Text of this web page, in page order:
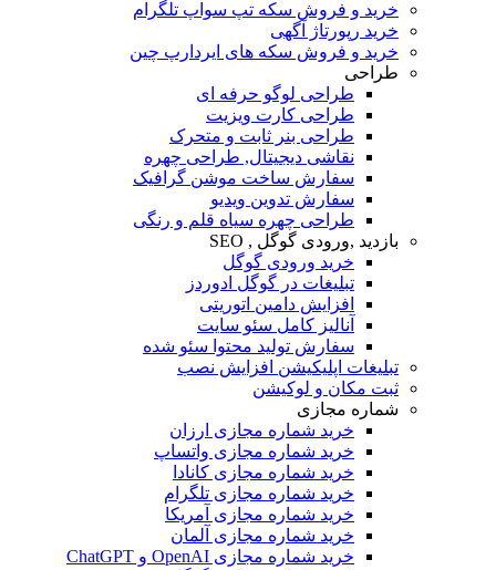
خرید و فروش سکه تپ سواپ تلگرام
خرید رپورتاژ آگهی
خرید و فروش سکه های ایردارپ چین
طراحی
طراحی لوگو حرفه ای
طراحی کارت ویزیت
طراحی بنر ثابت و متحرک
نقاشی دیجیتال, طراحی چهره
سفارش ساخت موشن گرافیک
سفارش تدوین ویدیو
طراحی چهره سیاه قلم و رنگی
بازدید ,ورودی گوگل , SEO
خرید ورودی گوگل
تبلیغات در گوگل ادوردز
افزایش دامین اتوریتی
آنالیز کامل سئو سایت
سفارش تولید محتوا سئو شده
تبلیغات اپلیکیشن افزایش نصب
ثبت مکان و لوکیشن
شماره مجازی
خرید شماره مجازی ارزان
خرید شماره مجازی واتساپ
خرید شماره مجازی کانادا
خرید شماره مجازی تلگرام
خرید شماره مجازی آمریکا
خرید شماره مجازی آلمان
خرید شماره مجازی OpenAI و ChatGPT